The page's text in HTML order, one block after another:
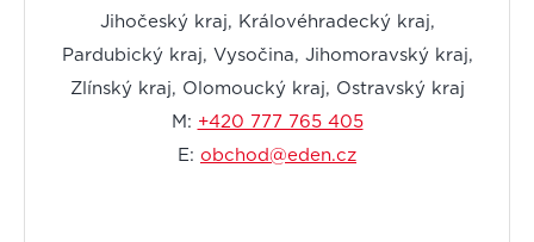
Jihočeský kraj, Královéhradecký kraj,
Pardubický kraj, Vysočina, Jihomoravský kraj,
Zlínský kraj, Olomoucký kraj, Ostravský kraj
M: +420 777 765 405
E: obchod@eden.cz